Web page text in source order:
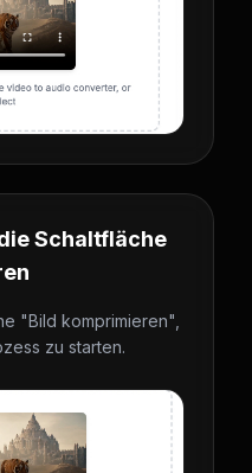
Schaltfläche
"Bild komprimieren",
zu starten.